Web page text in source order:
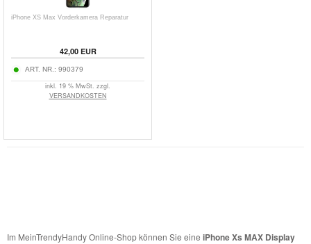
iPhone XS Max Vorderkamera Reparatur
42,00 EUR
ART. NR.: 990379
inkl. 19 % MwSt. zzgl.
VERSANDKOSTEN
Im MeinTrendyHandy Online-Shop können Sie eine iPhone Xs MAX Display